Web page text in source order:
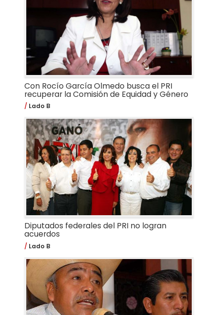
Con Rocío García Olmedo busca el PRI
recuperar la Comisión de Equidad y Género
Lado B
Diputados federales del PRI no logran
acuerdos
Lado B